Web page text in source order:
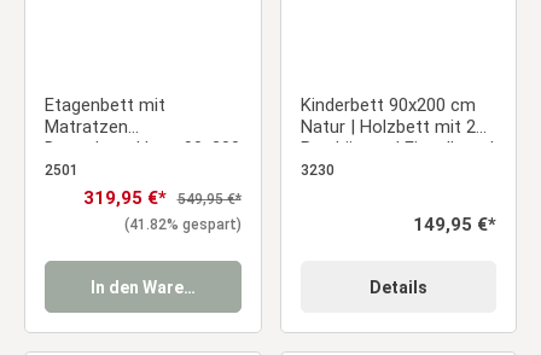
Etagenbett mit
Matratzen
Doppelstockbett 90x200
cm Hochbett Stockbett
Kinderbett
2501
Verkaufspreis:
319,95 €* Regulärer Preis:
549,95 €*
(41.82% gespart)
In den Warenkorb
Kinderbett 90x200 cm
Natur | Holzbett mit 2
Bettkästen | Einzelbett |
mit Lattenrost |
3230
Regulärer Preis:
149,95 €*
Details